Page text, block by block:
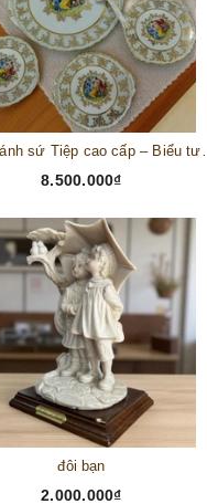
8.500.000₫
đôi bạn
2.000.000₫